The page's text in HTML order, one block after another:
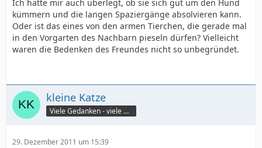
Ich hätte mir auch überlegt, ob sie sich gut um den Hund
kümmern und die langen Spaziergänge absolvieren kann.
Oder ist das eines von den armen Tierchen, die gerade mal
in den Vorgarten des Nachbarn pieseln dürfen? Vielleicht
waren die Bedenken des Freundes nicht so unbegründet.
kleine Katze
Viele Gedanken - viele Worte
29. Dezember 2011 um 15:39